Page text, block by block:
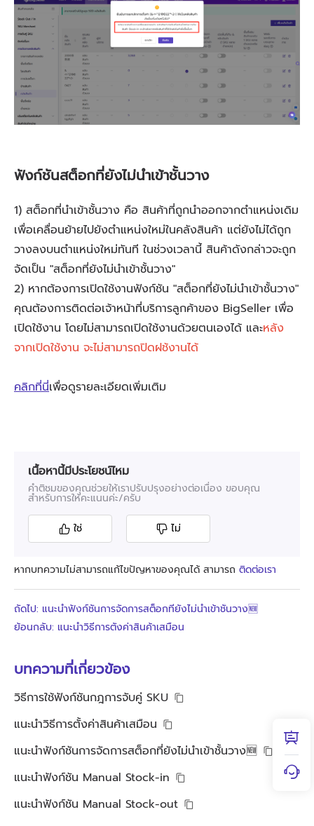
เนื้อหานี้มีประโยชน์ไหม
คำติชมของคุณช่วยให้เราปรับปรุงอย่างต่อเนื่อง ขอบคุณ
สำหรับการให้คะแนนค่ะ/ครับ
ใช่ ไม่
หากบทความไม่สามารถแก้ไขปัญหาของคุณได้ สามารถ ติดต่อเรา
ย้อนกลับ: แนะนำวิธีการตั้งค่าสินค้าเสมือน
ถัดไป: แนะนำฟังก์ชันการจัดการสต็อกที่ยังไม่นำเข้าชั้นวาง🆕
บทความที่เกี่ยวข้อง
วิธีการใช้ฟังก์ชันกฎการจับคู่ SKU
แนะนำวิธีการตั้งค่าสินค้าเสมือน
แนะนำฟังก์ชันการจัดการสต็อกที่ยังไม่นำเข้าชั้นวาง🆕
แนะนำฟังก์ชัน Manual Stock-in
แนะนำฟังก์ชัน Manual Stock-out